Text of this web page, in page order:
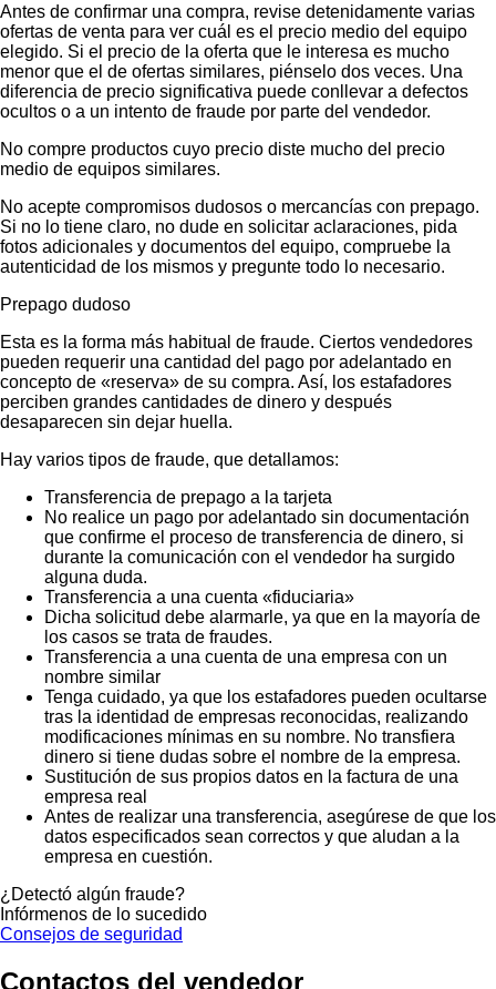
Antes de confirmar una compra, revise detenidamente varias
ofertas de venta para ver cuál es el precio medio del equipo
elegido. Si el precio de la oferta que le interesa es mucho
menor que el de ofertas similares, piénselo dos veces. Una
diferencia de precio significativa puede conllevar a defectos
ocultos o a un intento de fraude por parte del vendedor.
No compre productos cuyo precio diste mucho del precio
medio de equipos similares.
No acepte compromisos dudosos o mercancías con prepago.
Si no lo tiene claro, no dude en solicitar aclaraciones, pida
fotos adicionales y documentos del equipo, compruebe la
autenticidad de los mismos y pregunte todo lo necesario.
Prepago dudoso
Esta es la forma más habitual de fraude. Ciertos vendedores
pueden requerir una cantidad del pago por adelantado en
concepto de «reserva» de su compra. Así, los estafadores
perciben grandes cantidades de dinero y después
desaparecen sin dejar huella.
Hay varios tipos de fraude, que detallamos:
Transferencia de prepago a la tarjeta
No realice un pago por adelantado sin documentación
que confirme el proceso de transferencia de dinero, si
durante la comunicación con el vendedor ha surgido
alguna duda.
Transferencia a una cuenta «fiduciaria»
Dicha solicitud debe alarmarle, ya que en la mayoría de
los casos se trata de fraudes.
Transferencia a una cuenta de una empresa con un
nombre similar
Tenga cuidado, ya que los estafadores pueden ocultarse
tras la identidad de empresas reconocidas, realizando
modificaciones mínimas en su nombre. No transfiera
dinero si tiene dudas sobre el nombre de la empresa.
Sustitución de sus propios datos en la factura de una
empresa real
Antes de realizar una transferencia, asegúrese de que los
datos especificados sean correctos y que aludan a la
empresa en cuestión.
¿Detectó algún fraude?
Infórmenos de lo sucedido
Consejos de seguridad
Contactos del vendedor